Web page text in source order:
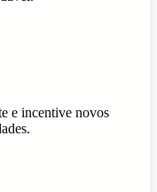
e incentive novos